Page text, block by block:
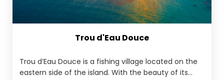
Trou d'Eau Douce
Trou d’Eau Douce is a fishing village located on the
eastern side of the island. With the beauty of its